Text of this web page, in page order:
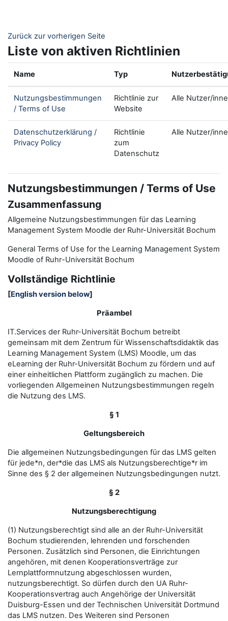
Zurück zur vorherigen Seite
Liste von aktiven Richtlinien
Name Typ
Nutzungsbestimmungen
/ Terms of Use
Richtlinie zur
Website
Alle Nutzer/
Datenschutzerklärung /
Privacy Policy
Richtlinie
zum
Datenschutz
Alle Nutzer/
Nutzungsbestimmungen / Terms of Use
Zusammenfassung
Allgemeine Nutzungsbestimmungen für das Learning
Management System Moodle der Ruhr-Universität Bochum
General Terms of Use for the Learning Management System
Moodle of Ruhr-Universität Bochum
Vollständige Richtlinie
[English version below]
Präambel
IT.Services der Ruhr-Universität Bochum betreibt
gemeinsam mit dem Zentrum für Wissenschaftsdidaktik das
Learning Management System (LMS) Moodle, um das
eLearning der Ruhr-Universität Bochum zu fördern und auf
einer einheitlichen Plattform zugänglich zu machen. Die
vorliegenden Allgemeinen Nutzungsbestimmungen regeln
die Nutzung des LMS.
§ 1
Geltungsbereich
Die allgemeinen Nutzungsbedingungen für das LMS gelten
für jede*n, der*die das LMS als Nutzungsberechtige*r im
Sinne des § 2 der allgemeinen Nutzungsbedingungen nutzt.
§ 2
Nutzungsberechtigung
(1) Nutzungsberechtigt sind alle an der Ruhr-Universität
Bochum studierenden, lehrenden und forschenden
Personen. Zusätzlich sind Personen, die Einrichtungen
angehören, mit denen Kooperationsverträge zur
Lernplattformnutzung abgeschlossen wurden,
nutzungsberechtigt. So dürfen durch den UA Ruhr-
Kooperationsvertrag auch Angehörige der Universität
Duisburg-Essen und der Technischen Universität Dortmund
das LMS nutzen. Des Weiteren sind Personen